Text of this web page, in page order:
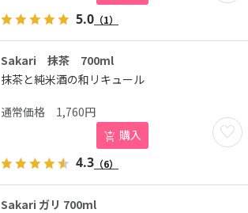
5.0 （1）
Sakari 抹茶 700ml
抹茶と純米酒の和リキュール
お気
1,760円
購入
4.3 （6）
Sakari ガリ 700ml